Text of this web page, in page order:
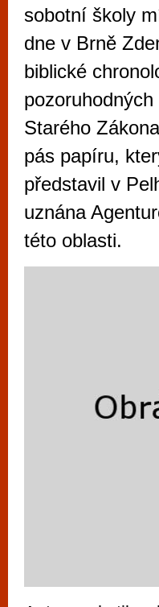
sobotní školy
dne v Brně
biblické
Starého
pás papíru,
představil v
uznána
této oblasti.
Mimo jiné je ale
vyzkoušet
metropoli
po moderní
příležitostné